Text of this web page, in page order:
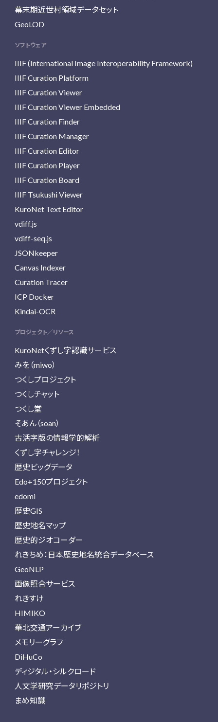
幕末期近世村領域データセット
GeoLOD
ソフトウェア
IIIF (International Image Interoperability Framework)
IIIF Curation Platform
IIIF Curation Viewer
IIIF Curation Viewer Embedded
IIIF Curation Finder
IIIF Curation Manager
IIIF Curation Editor
IIIF Curation Player
IIIF Curation Board
IIIF Tsukushi Viewer
KuroNet Text Editor
vdiff.js
vdiff-seq.js
JSONkeeper
Canvas Indexer
Curation Tracer
ICP Docker
Kindai-OCR
プロジェクト／リソース
KuroNetくずし字認識サービス
みを（miwo）
つくしプロジェクト
つくしチャット
つくし堂
そあん（soan）
古活字版の情報学的解析
くずし字チャレンジ！
歴史ビッグデータ
Edo+150プロジェクト
edomi
歴史GIS
歴史地名マップ
歴史的ジオコーダー
れきちめ：日本歴史地名統合データベース
GeoNLP
画像照合サービス
れきすけ
HIMIKO
華北交通アーカイブ
メモリーグラフ
DiHuCo
ディジタル・シルクロード
人文学研究データリポジトリ
まめ知識